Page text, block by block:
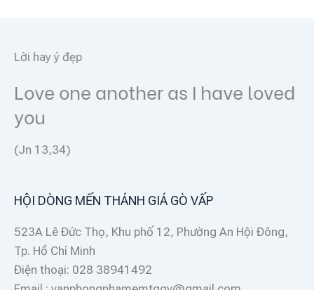
Lời hay ý đẹp
Love one another as I have loved
you
(Jn 13,34)
HỘI DÒNG MẾN THÁNH GIÁ GÒ VẤP
523A Lê Đức Thọ, Khu phố 12, Phường An Hội Đông,
Tp. Hồ Chí Minh
Điện thoại: 028 38941492